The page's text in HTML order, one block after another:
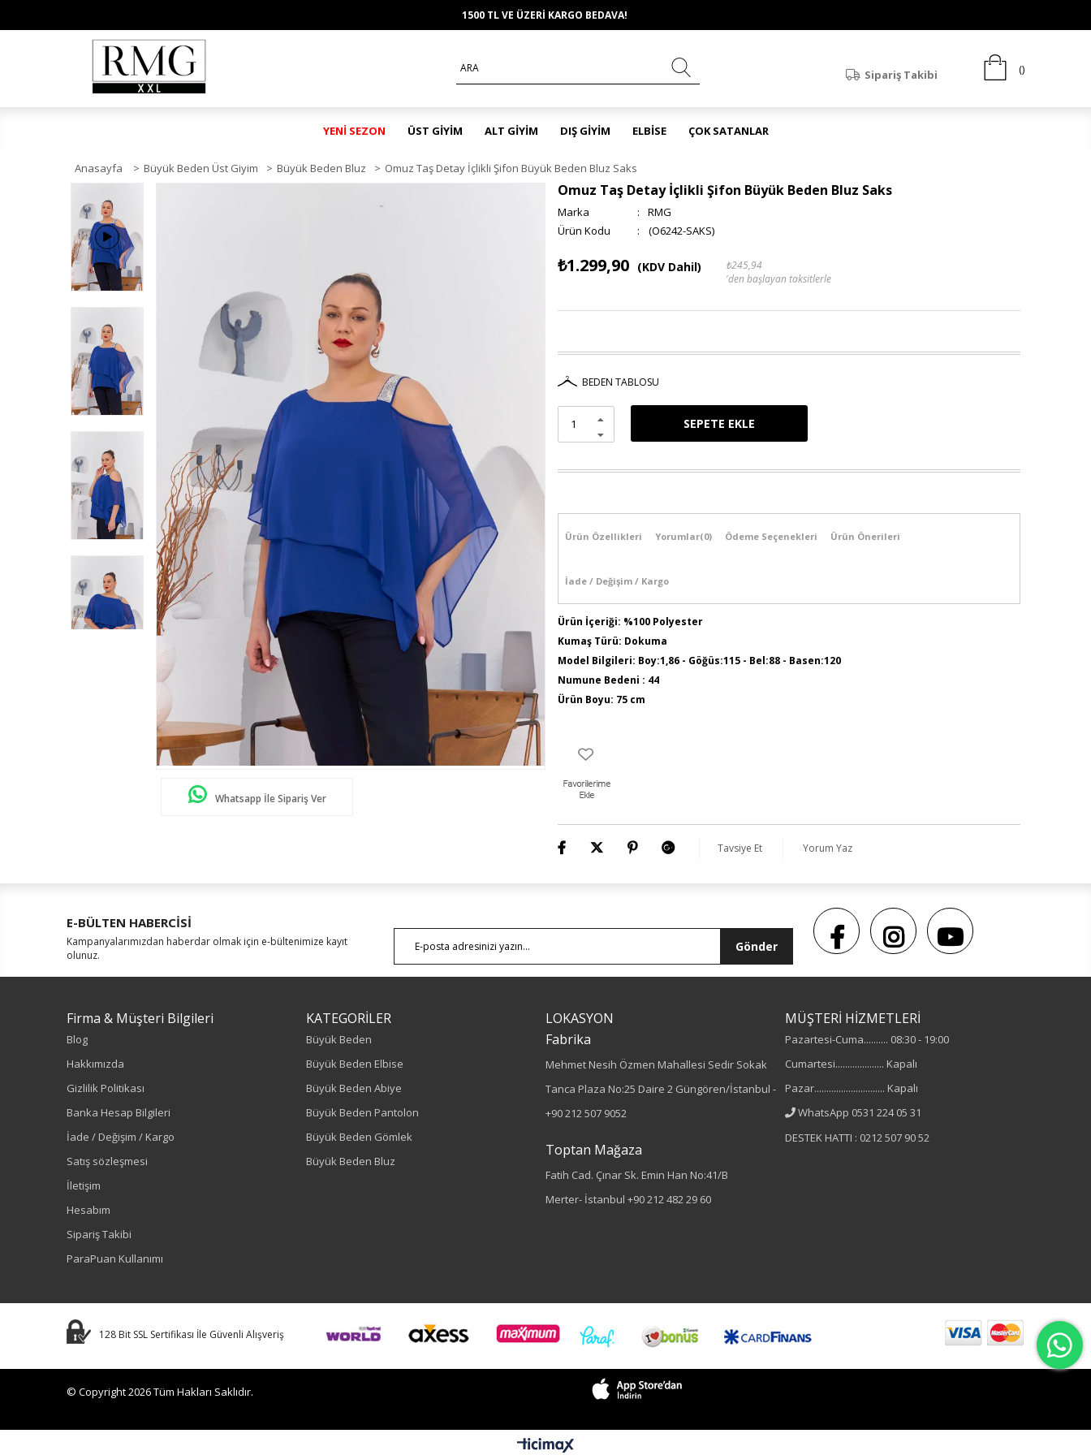
1500 TL VE ÜZERİ KARGO BEDAVA!
Sipariş Takibi
YENİ SEZON ÜST GİYİM ALT GİYİM DIŞ GİYİM ELBİSE ÇOK SATANLAR
Anasayfa > Büyük Beden Üst Giyim > Büyük Beden Bluz > Omuz Taş Detay İçlikli Şifon Büyük Beden Bluz Saks
Whatsapp İle Sipariş Ver
Omuz Taş Detay İçlikli Şifon Büyük Beden Bluz Saks
Marka :
RMG
(O6242-SAKS)
₺1.299,90 (KDV Dahil)
₺245,94
'den başlayan taksitlerle
BEDEN TABLOSU
Ürün Özellikleri Yorumlar(0) Ödeme Seçenekleri Ürün Önerileri
İade / Değişim / Kargo
Ürün İçeriği: %100 Polyester
Kumaş Türü: Dokuma
Model Bilgileri: Boy:1,86 - Göğüs:115 - Bel:88 - Basen:120
Numune Bedeni : 44
Ürün Boyu: 75 cm
Sezon : YAZLIK
Renk
Sezon
Tavsiye Et Yorum Yaz
E-BÜLTEN HABERCİSİ
Kampanyalarımızdan haberdar olmak için e-bültenimize kayıt
olunuz.
Gönder
Firma & Müşteri Bilgileri
Blog
Hakkımızda
Gizlilik Politikası
Banka Hesap Bilgileri
İade / Değişim / Kargo
Satış sözleşmesi
İletişim
Hesabım
Sipariş Takibi
ParaPuan Kullanımı
KATEGORİLER
Büyük Beden
Büyük Beden Elbise
Büyük Beden Abiye
Büyük Beden Pantolon
Büyük Beden Gömlek
Büyük Beden Bluz
LOKASYON
Fabrika
Mehmet Nesih Özmen Mahallesi Sedir Sokak
Tanca Plaza No:25 Daire 2 Güngören/İstanbul -
+90 212 507 9052
Toptan Mağaza
Fatih Cad. Çınar Sk. Emin Han No:41/B
Merter- İstanbul +90 212 482 29 60
MÜŞTERİ HİZMETLERİ
Pazartesi-Cuma.......... 08:30 - 19:00
Cumartesi.................... Kapalı
Pazar............................. Kapalı
WhatsApp 0531 224 05 31
DESTEK HATTI : 0212 507 90 52
128 Bit SSL Sertifikası İle Güvenli Alışveriş
© Copyright 2026 Tüm Hakları Saklıdır.